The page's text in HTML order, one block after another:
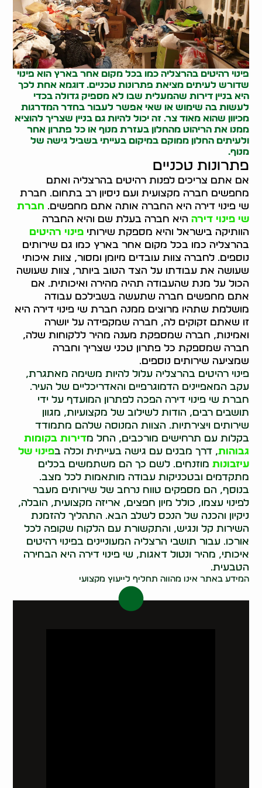
פינוי רהיטים בהרצליה כמו בכל מקום אחר בארץ הוא פינוי
שדורש לעיתים מציאת פתרונות טכניים. דוגמא אחת לכך
היא בניין דירות שהמעלית שבו לא מספיק גדולה בכדי
לעשות בה שימוש או שאי אפשר לעבור בחדר המדרגות
מכיוון שהוא מאוד צר. זה יכול להיות גם בניין שצריך להוציא
ממנו את הריהוט מהחלון בעזרת מנוף או כל פתרון אחר
ולעיתים החלון ממוקם במיקום בעייתי בשביל גישה של
מנוף.
פתרונות טכניים
אם אתם צריכים לפנות רהיטים בהרצליה ואתם
מחפשים חברה מקצועית ועם ניסיון רב בתחום. חברת
שי פינוי דירה היא החברה אותה אתם מחפשים. חברת
שי פינוי דירה היא חברה בעלת שם והיא החברה
הוותיקה בישראל והיא מספקת שירותיפינוי רהיטים
בהרצליה כמו בכל מקום אחר בארץ כמו גם שירותים
נוספים. לחברה צוות עובדים מיומן ומסור, צוות איכותי
שעושה את עבודתו על הצד הטוב ביותר, צוות שעושה
הכול על מנת שהעבודה תהיה מהירה ואיכותית. אם
אתם מחפשים חברה שתעשה בשבילכם עבודה
מושלמת שתהיו מרוצים ממנה חברת שי פינוי דירה היא
זו שאתם זקוקים לה, חברה שמקפידה על יושרה
ואמינות, חברה שמספקת מענה מהיר ללקוחות שלה,
חברה שמספקת כל פתרון טכני שצריך וחברה
שמציעה שירותים נוספים.
פינוי רהיטים בהרצליה עלול להיות משימה מאתגרת,
עקב המאפיינים הדמוגרפיים והאדריכליים של העיר.
חברת שי פינוי דירה הפכה לפתרון המועדף על ידי
תושבים רבים, הודות לשילוב של מקצועיות, מגוון
שירותים ויצירתיות. הצוות המנוסה שלהם מתמודד
בקלות עם תרחישים מורכבים, החל מדירות בקומות
גבוהות, דרך מבנים עם גישה בעייתית וכלה בפינוי של
עיזבונות מוזנחים. לשם כך הם משתמשים בכלים
מתקדמים ובטכניקות עבודה מותאמות לכל מצב.
בנוסף, הם מספקים טווח נרחב של שירותים מעבר
לפינוי עצמו, כולל מיון חפצים, אריזה מקצועית, הובלה,
ניקיון והכנה של הנכס לשלב הבא. התהליך להזמנת
השירות קל ונגיש, והתקשורת עם הלקוח שקופה לכל
אורכו. עבור תושבי הרצליה המעוניינים בפינוי רהיטים
איכותי, מהיר ונטול דאגות, שי פינוי דירה היא הבחירה
הטבעית.
המידע באתר אינו מהווה תחליף לייעוץ מקצועי